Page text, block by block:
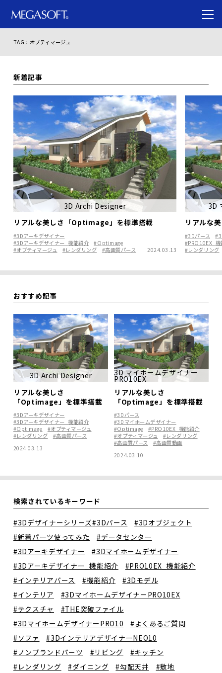
TAG：オプティマージュ
新着記事
3D Archi Designer
リアルな美しさ「Optimage」を標準搭載
#3Dアーキデザイナー
#3Dアーキデザイナー_機能紹介
#Optimage
#オプティマージュ
#レンダリング #高画質パース 2024.03.13
3D
リアルな
#3Dパース
#PRO10EX_機
#レンダリング
おすすめ記事
3D Archi Designer
リアルな美しさ
「Optimage」を標準搭載
#3Dアーキデザイナー
#3Dアーキデザイナー_機能紹介
#Optimage
#オプティマージュ
#レンダリング
#高画質パース
2024.03.13
3D マイホームデザイナー
PRO10EX
リアルな美しさ
「Optimage」を標準搭載
#3Dパース
#3Dマイホームデザイナー
#Optimage
#PRO10EX_機能紹介
#オプティマージュ
#レンダリング
#高画質パース
#高画質動画
2024.03.10
検索されているキーワード
#3Dデザイナーシリーズ#3Dパース
#3Dオブジェクト
#新着パーツ使ってみた
#データセンター
#3Dアーキデザイナー
#3Dマイホームデザイナー
#3Dアーキデザイナー_機能紹介
#PRO10EX_機能紹介
#インテリアパース
#機能紹介
#3Dモデル
#インテリア
#3DマイホームデザイナーPRO10EX
#テクスチャ
#THE突破ファイル
#3DマイホームデザイナーPRO10
#よくあるご質問
#ソファ
#3DインテリアデザイナーNEO10
#ノンブランドパーツ
#リビング
#キッチン
#レンダリング
#ダイニング #勾配天井
#敷地